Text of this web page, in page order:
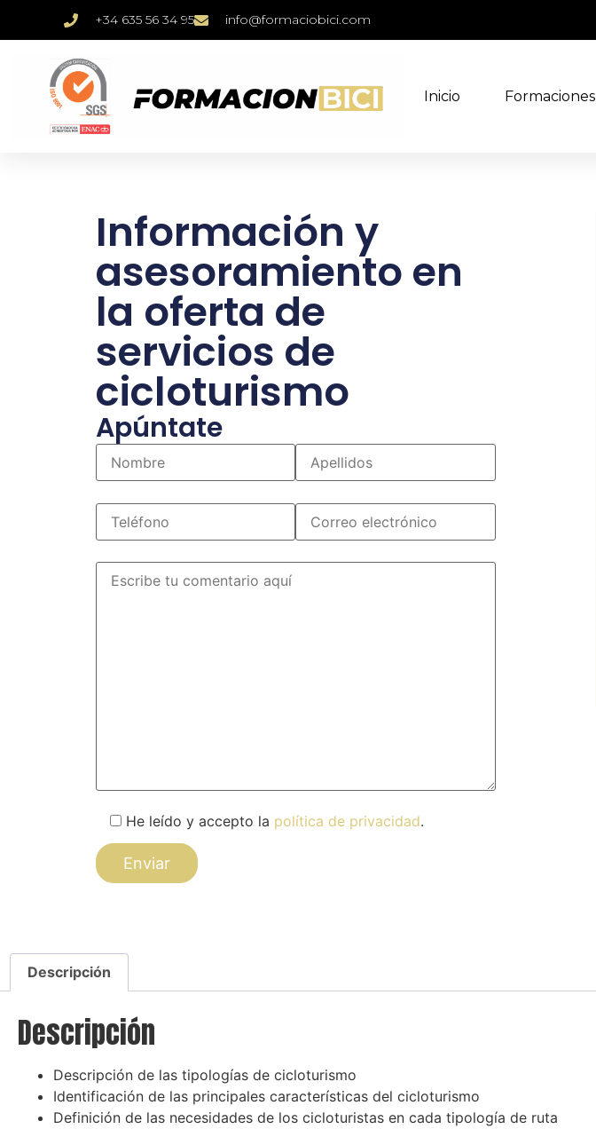
+34 635 56 34 95 info@formaciobici.com
Inicio Formaciones
Información y
asesoramiento en
la oferta de
servicios de
cicloturismo
Apúntate
He leído y accepto la política de privacidad.
Descripción
Descripción
Descripción de las tipologías de cicloturismo
Identificación de las principales características del cicloturismo
Definición de las necesidades de los cicloturistas en cada tipología de ruta